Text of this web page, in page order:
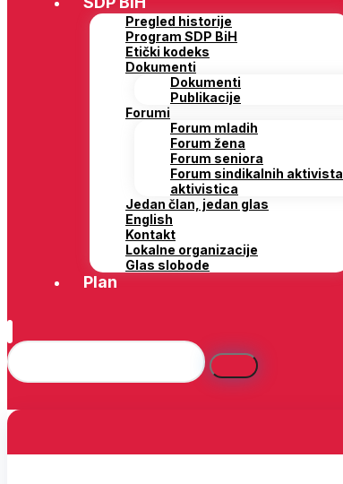
Pregled historije
Program SDP BiH
Etički kodeks
Dokumenti
Dokumenti
Publikacije
Forumi
Forum mladih
Forum žena
Forum seniora
Forum sindikalnih
aktivistica
Jedan član, jedan glas
English
Kontakt
Lokalne organizacije
Glas slobode
Plan